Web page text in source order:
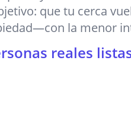
que tu cerca
la menor
reales